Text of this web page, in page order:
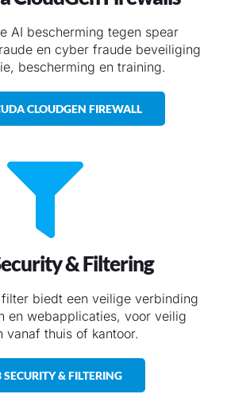
AI bescherming tegen spear
en cyber fraude beveiliging
bescherming en training.
CLOUDGEN FIREWALL
& Filtering
biedt een veilige verbinding
en webapplicaties, voor veilig
vanaf thuis of kantoor.
SECURITY & FILTERING